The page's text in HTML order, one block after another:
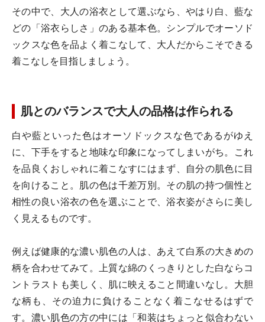
その中で、大人の浴衣として選ぶなら、やはり白、藍な
どの「浴衣らしさ」のある基本色。シンプルでオーソド
ックスな色を品よく着こなして、大人だからこそできる
着こなしを目指しましょう。
肌とのバランスで大人の品格は作られる
白や藍といった色はオーソドックスな色であるがゆえ
に、下手をすると地味な印象になってしまいがち。これ
を品良くおしゃれに着こなすにはまず、自分の肌色に目
を向けること。肌の色は千差万別。その肌の持つ個性と
相性の良い浴衣の色を選ぶことで、浴衣姿がさらに美し
く見えるものです。
例えば健康的な濃い肌色の人は、あえて白系の大きめの
柄を合わせてみて。上質な綿のくっきりとした白ならコ
ントラストも美しく、肌に映えること間違いなし。大胆
な柄も、その迫力に負けることなく着こなせるはずで
す。濃い肌色の方の中には「和装はちょっと似合わない